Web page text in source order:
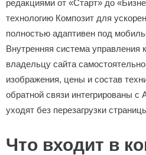
редакциями от «Старт» до
технологию Композит для
полностью адаптивен под
Внутренняя система управления
владельцу сайта
изображения, цены и состав
обратной связи интегрированы
уходят без перезагрузки
Что входит в